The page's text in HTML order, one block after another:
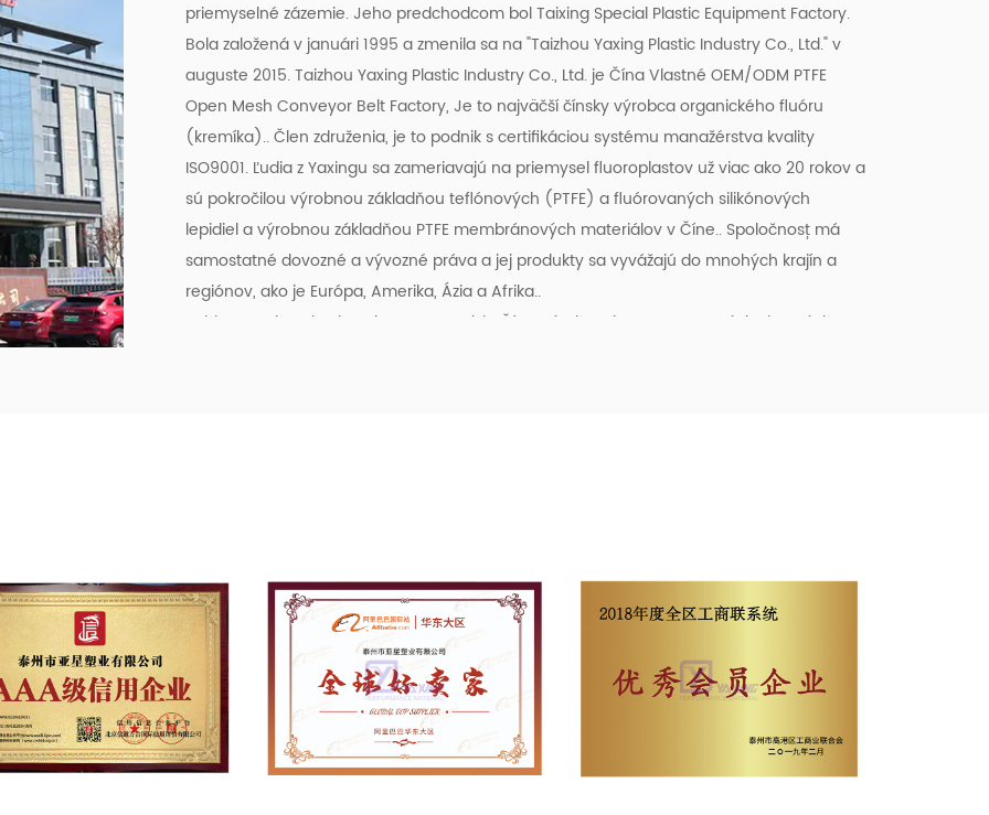
priemyselné zázemie. Jeho predchodcom bol Taixing Special Plastic Equipment Factory.
Bola založená v januári 1995 a zmenila sa na "Taizhou Yaxing Plastic Industry Co., Ltd." v
auguste 2015. Taizhou Yaxing Plastic Industry Co., Ltd. je ČínaVlastné OEM/ODM PTFE
Open Mesh Conveyor Belt Factory, Je to najväčší čínsky výrobca organického fluóru
(kremíka).. Člen združenia, je to podnik s certifikáciou systému manažérstva kvality
ISO9001. Ľudia z Yaxingu sa zameriavajú na priemysel fluoroplastov už viac ako 20 rokov a
sú pokročilou výrobnou základňou teflónových (PTFE) a fluórovaných silikónových
lepidiel a výrobnou základňou PTFE membránových materiálov v Číne.. Spoločnosť má
samostatné dovozné a vývozné práva a jej produkty sa vyvážajú do mnohých krajín a
regiónov, ako je Európa, Amerika, Ázia a Afrika..
Taizhou Yaxing Plastic Industry Co., Ltd. je Čína
Výrobcovia PTFE otvorených sieťových
oblastiach.
Od založenia Yaxingu, spoločnosť získala Národnú cenu za technologickú transformáciu,
Patentovú cenu za úžitkový vzor, High-tech produkty v provincii Jiangsu atď. a získala
čestné tituly ako „známa značka, súkromný technologický podnik, zmluvne dodržujúci a
dôveryhodný podnik, a finančný systém AAA podnik". Prešiel medzinárodnou certifikáciou
systému manažérstva kvality ISO9001 na začiatku tohto odvetvia, a jeho nezávisle
vyvinutý ultra-vysoko presný PTFE film a modifikované PTFE permanentné